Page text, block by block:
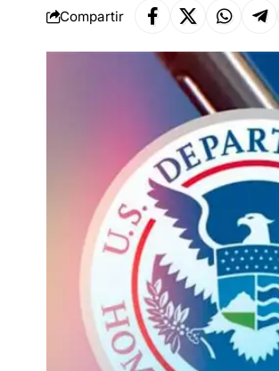
Compartir